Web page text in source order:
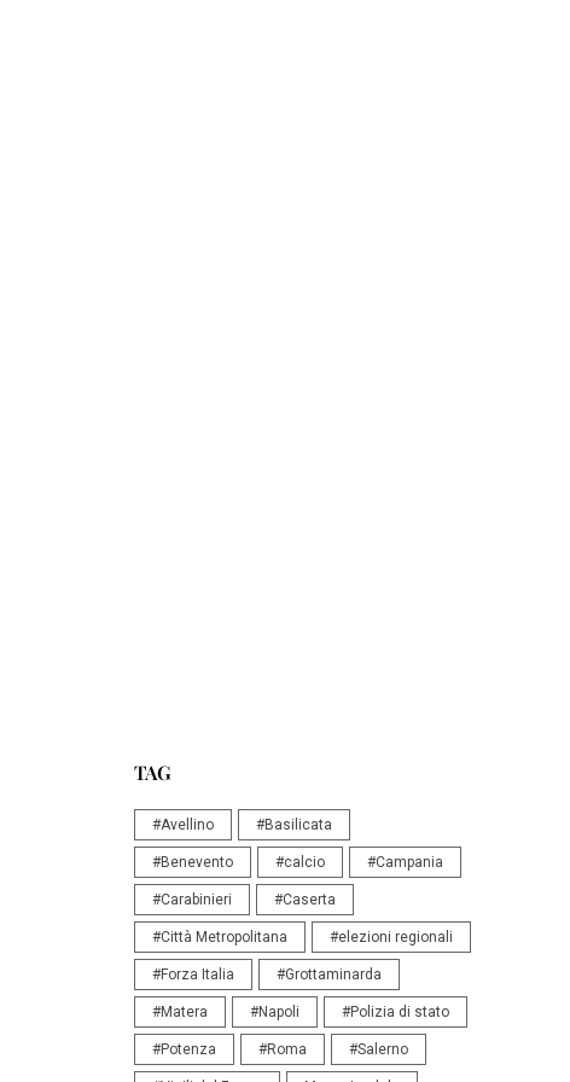
TAG
#Avellino #Basilicata
#Benevento #calcio #Campania
#Carabinieri #Caserta
#Città Metropolitana #elezioni regionali
#Forza Italia #Grottaminarda
#Matera #Napoli #Polizia di stato
#Potenza #Roma #Salerno